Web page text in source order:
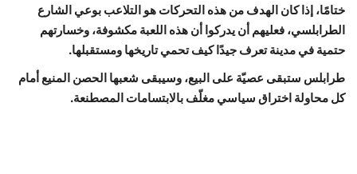
ختامًا، إذا كان الهدف من هذه التحركات هو التلاعب بوعي الشارع
الطرابلسي، فعليهم أن يدركوا أن هذه اللعبة مكشوفة، وخسارتهم
حتمية في مدينة تعرف جيدًا كيف تحمي تاريخها ومستقبلها.
طرابلس ستبقى عصيّة على البيع، وسيبقى شعبها الحصن المنيع أمام
كل محاولة اختراق سياسي مغلّف بالابتسامات المصطنعة.